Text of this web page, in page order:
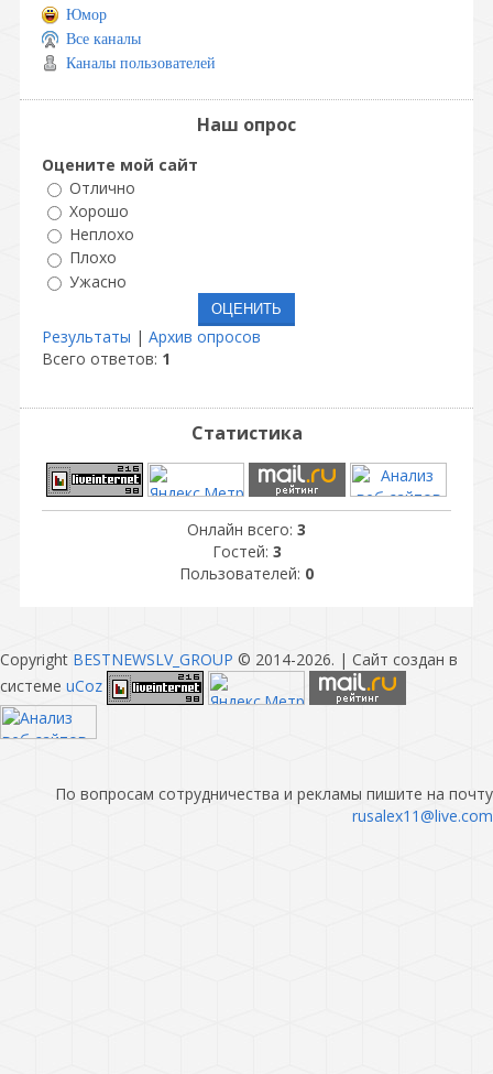
Юмор
Все каналы
Каналы пользователей
Наш опрос
Оцените мой сайт
Отлично
Хорошо
Неплохо
Плохо
Ужасно
Результаты | Архив опросов
Всего ответов: 1
Статистика
Онлайн всего: 3
Гостей: 3
Пользователей: 0
Copyright BESTNEWSLV_GROUP © 2014-2026. | Сайт создан в
системе uCoz
По вопросам сотрудничества и рекламы пишите на почту
rusalex11@live.com